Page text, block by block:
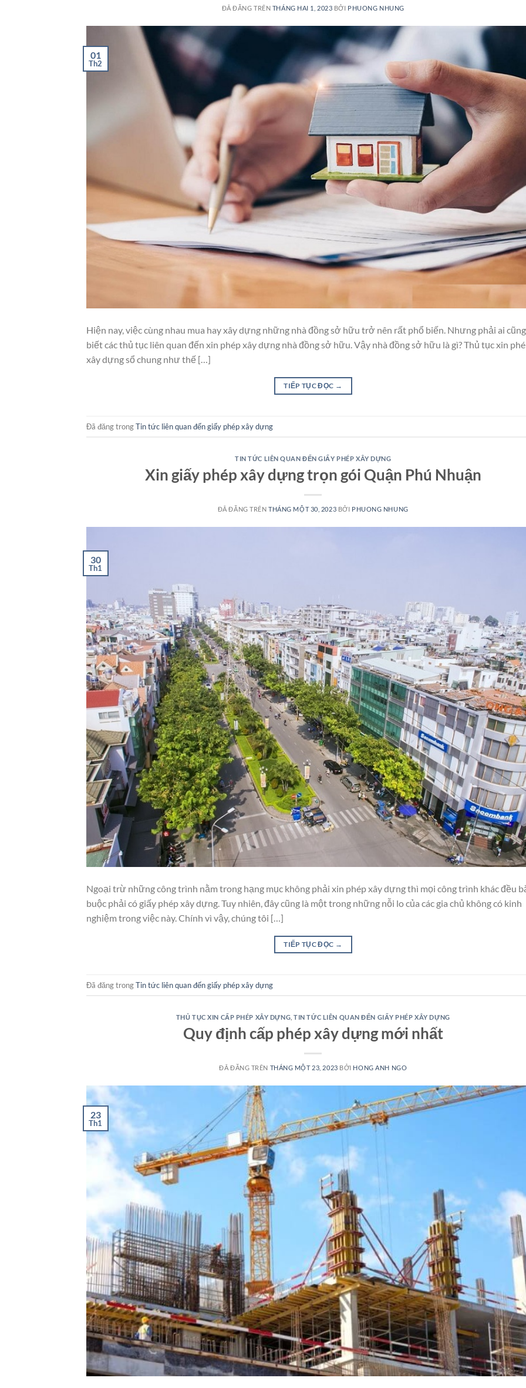
ĐÃ ĐĂNG TRÊN THÁNG HAI 1, 2023 BỞI PHUONG NHUNG
01
Th2
Hiện nay, việc cùng nhau mua hay xây dựng những nhà đồng sở hữu trở nên rất phổ biến. Nhưng phải ai cũng
biết các thủ tục liên quan đến xin phép xây dựng nhà đồng sở hữu. Vậy nhà đồng sở hữu là gì? Thủ tục xin
xây dựng sổ chung như thế […]
TIẾP TỤC ĐỌC →
Đã đăng trongTin tức liên quan đến giấy phép xây dựng
TIN TỨC LIÊN QUAN ĐẾN GIẤY PHÉP XÂY DỰNG
Xin giấy phép xây dựng trọn gói Quận Phú Nhuận
ĐÃ ĐĂNG TRÊNTHÁNG MỘT 30, 2023 BỞI PHUONG NHUNG
30
Th1
Ngoại trừ những công trình nằm trong hạng mục không phải xin phép xây dựng thì mọi công trình khác đều
buộc phải có giấy phép xây dựng. Tuy nhiên, đây cũng là một trong những nỗi lo của các gia chủ không có kinh
nghiệm trong việc này. Chính vì vậy, chúng tôi […]
TIẾP TỤC ĐỌC →
Đã đăng trongTin tức liên quan đến giấy phép xây dựng
THỦ TỤC XIN CẤP PHÉP XÂY DỰNG ,TIN TỨC LIÊN QUAN ĐẾN GIẤY PHÉP XÂY DỰNG
Quy định cấp phép xây dựng mới nhất
ĐÃ ĐĂNG TRÊN THÁNG MỘT 23, 2023 BỞI HONG ANH NGO
23
Th1